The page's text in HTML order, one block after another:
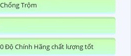
Trộm
Độ Chính Hãng chất lượng tốt